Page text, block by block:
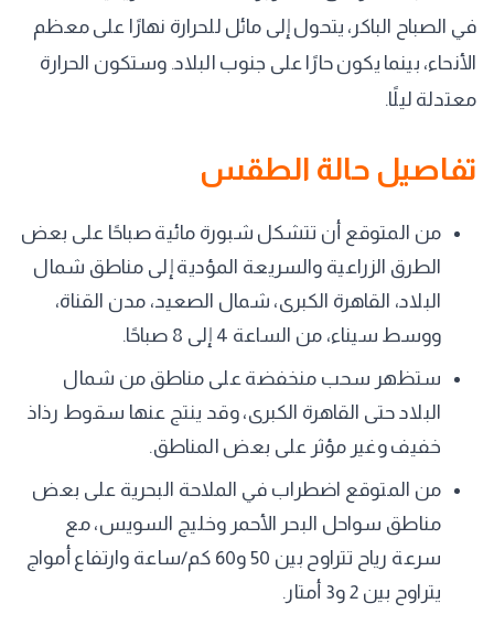
في الصباح الباكر، يتحول إلى مائل للحرارة نهارًا على معظم
الأنحاء، بينما يكون حارًا على جنوب البلاد. وستكون الحرارة
معتدلة ليلًا.
تفاصيل حالة الطقس
من المتوقع أن تتشكل شبورة مائية صباحًا على بعض
الطرق الزراعية والسريعة المؤدية إلى مناطق شمال
البلاد، القاهرة الكبرى، شمال الصعيد، مدن القناة،
ووسط سيناء، من الساعة 4 إلى 8 صباحًا.
ستظهر سحب منخفضة على مناطق من شمال
البلاد حتى القاهرة الكبرى، وقد ينتج عنها سقوط رذاذ
خفيف وغير مؤثر على بعض المناطق.
من المتوقع اضطراب في الملاحة البحرية على بعض
مناطق سواحل البحر الأحمر وخليج السويس، مع
سرعة رياح تتراوح بين 50 و60 كم/ساعة وارتفاع أمواج
يتراوح بين 2 و3 أمتار.